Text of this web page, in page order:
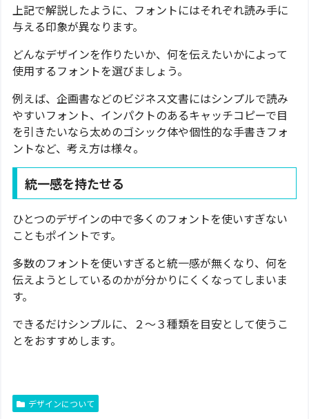
上記で解説したように、フォントにはそれぞれ読み手に
与える印象が異なります。
どんなデザインを作りたいか、何を伝えたいかによって
使用するフォントを選びましょう。
例えば、企画書などのビジネス文書にはシンプルで読み
やすいフォント、インパクトのあるキャッチコピーで目
を引きたいなら太めのゴシック体や個性的な手書きフォ
ントなど、考え方は様々。
統一感を持たせる
ひとつのデザインの中で多くのフォントを使いすぎない
こともポイントです。
多数のフォントを使いすぎると統一感が無くなり、何を
伝えようとしているのかが分かりにくくなってしまいま
す。
できるだけシンプルに、２～３種類を目安として使うこ
とをおすすめします。
デザインについて